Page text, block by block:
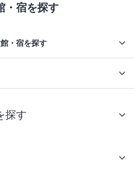
・宿を探す
・宿を探す
探す